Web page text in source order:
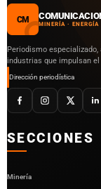
CM MINERÍA · ENERGÍA
Periodismo
industrias que impulsan
Dirección periodística
SECCIONES
Minería